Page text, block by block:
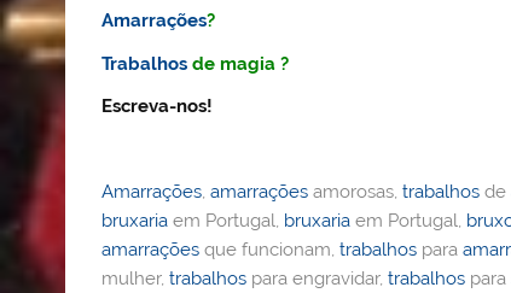
Amarrações?
Trabalhos de magia ?
Escreva-nos!
Amarrações,amarrações amorosas,trabalhos de
bruxaria em Portugal, bruxaria em Portugal,
amarrações que funcionam,trabalhos para
mulher,trabalhos para engravidar,trabalhos para